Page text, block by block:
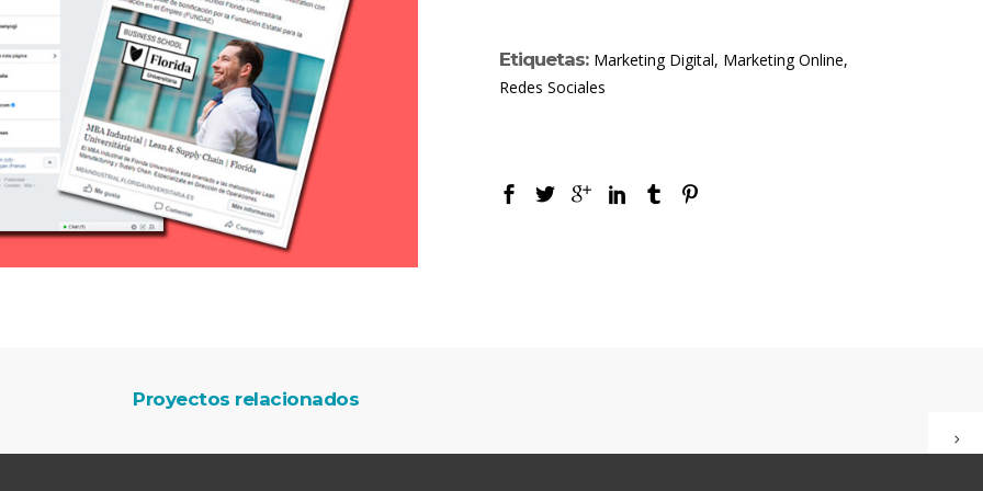
Etiquetas: Marketing Digital, Marketing Online,
Redes Sociales
Proyectos relacionados